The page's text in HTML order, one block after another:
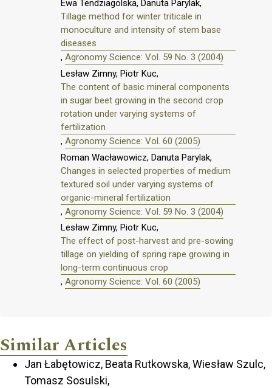
Ewa Tendziagolska, Danuta Parylak,
Tillage method for winter triticale in
monoculture and intensity of stem base
diseases
, Agronomy Science: Vol. 59 No. 3 (2004)
Lesław Zimny, Piotr Kuc,
The content of basic mineral components
in sugar beet growing in the second crop
rotation under varying systems of
fertilization
, Agronomy Science: Vol. 60 (2005)
Roman Wacławowicz, Danuta Parylak,
Changes in selected properties of medium
textured soil under varying systems of
organic-mineral fertilization
, Agronomy Science: Vol. 59 No. 3 (2004)
Lesław Zimny, Piotr Kuc,
The effect of post-harvest and pre-sowing
tillage on yielding of spring rape growing in
long-term continuous crop
, Agronomy Science: Vol. 60 (2005)
Similar Articles
Jan Łabętowicz, Beata Rutkowska, Wiesław Szulc,
Tomasz Sosulski,